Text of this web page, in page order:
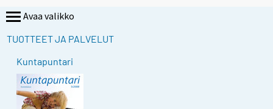
Avaa valikko
TUOTTEET JA PALVELUT
Kuntapuntari